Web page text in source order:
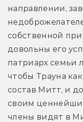
направлении,
собственной
довольны его
патриарх семьи
чтобы Трауна
состав Митт, и
своим
члены видят в